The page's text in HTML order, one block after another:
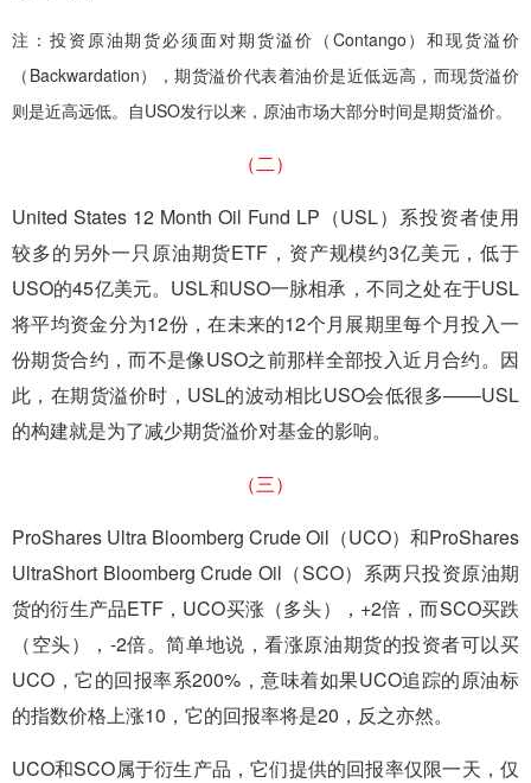
注：投资原油期货必须面对期货溢价（Contango）和现货溢价
（Backwardation），期货溢价代表着油价是近低远高，而现货溢价
则是近高远低。自USO发行以来，原油市场大部分时间是期货溢价。
（二）
United States 12 Month Oil Fund LP（USL）系投资者使用
较多的另外一只原油期货ETF，资产规模约3亿美元，低于
USO的45亿美元。USL和USO一脉相承，不同之处在于USL
将平均资金分为12份，在未来的12个月展期里每个月投入一
份期货合约，而不是像USO之前那样全部投入近月合约。因
此，在期货溢价时，USL的波动相比USO会低很多——USL
的构建就是为了减少期货溢价对基金的影响。
（三）
ProShares Ultra Bloomberg Crude Oil（UCO）和ProShares
UltraShort Bloomberg Crude Oil（SCO）系两只投资原油期
货的衍生产品ETF，UCO买涨（多头），+2倍，而SCO买跌
（空头），-2倍。简单地说，看涨原油期货的投资者可以买
UCO，它的回报率系200%，意味着如果UCO追踪的原油标
的指数价格上涨10，它的回报率将是20，反之亦然。
UCO和SCO属于衍生产品，它们提供的回报率仅限一天，仅